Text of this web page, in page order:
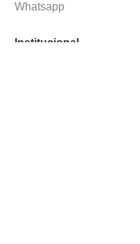
Whatsapp
Institucional